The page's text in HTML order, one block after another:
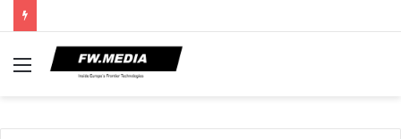
Menu